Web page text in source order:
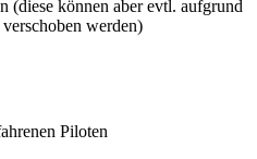
(diese können aber evtl. aufgrund
verschoben werden)
Piloten